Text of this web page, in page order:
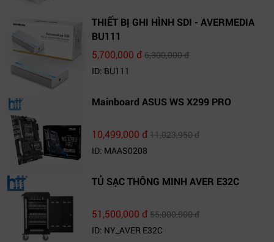
THIẾT BỊ GHI HÌNH SDI - AVERMEDIA
BU111
5,700,000 đ6,300,000 đ
ID: BU111
Mainboard ASUS WS X299 PRO
10,499,000 đ11,023,950 đ
ID: MAAS0208
TỦ SẠC THÔNG MINH AVER E32C
51,500,000 đ55,000,000 đ
ID: NY_AVER E32C